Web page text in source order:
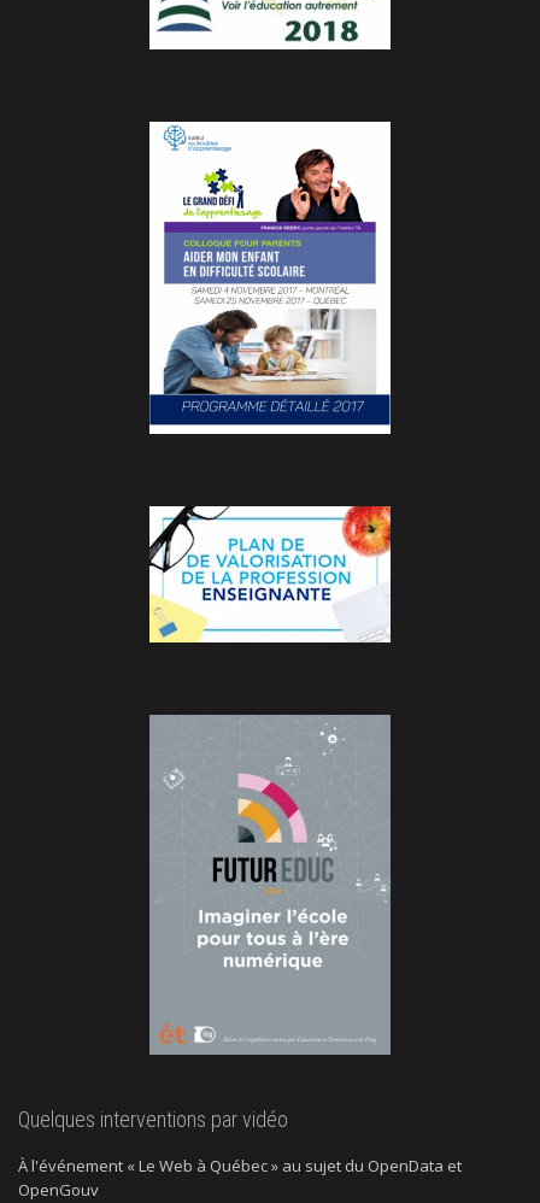
Quelques interventions par vidéo
À l'événement « Le Web à Québec » au sujet du OpenData et
OpenGouv